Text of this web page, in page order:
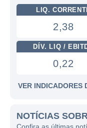
LIQ.
2,38
DÍV. LIQ /
0,22
VER INDICADORES
NOTÍCIAS